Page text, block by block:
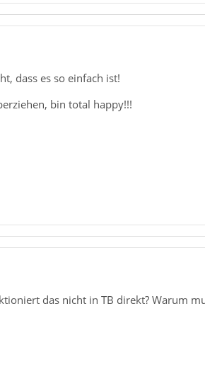
dass es so einfach ist!
bin total happy!!!
das nicht in TB direkt? Warum